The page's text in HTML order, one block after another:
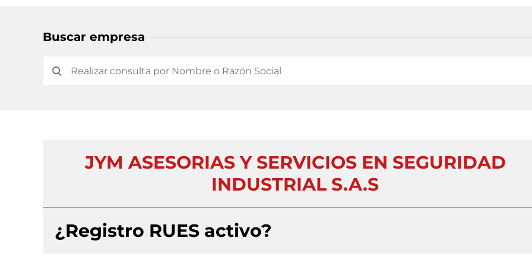
Buscar empresa
JYM ASESORIAS Y SERVICIOS EN SEGURIDAD
INDUSTRIAL S.A.S
¿Registro RUES activo?